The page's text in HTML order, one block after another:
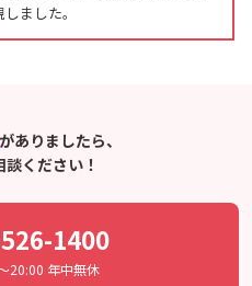
ました。
がありましたら、
ください！
1400
20:00 年中無休